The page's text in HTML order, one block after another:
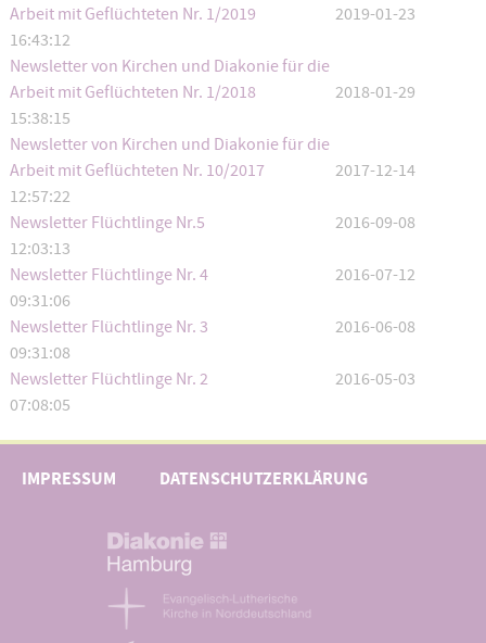
Arbeit mit Geflüchteten Nr. 1/2019
2019-01-23
16:43:12
Newsletter von Kirchen und Diakonie für die
Arbeit mit Geflüchteten Nr. 1/2018
2018-01-29
15:38:15
Newsletter von Kirchen und Diakonie für die
Arbeit mit Geflüchteten Nr. 10/2017
2017-12-14
12:57:22
Newsletter Flüchtlinge Nr.5
2016-09-08
12:03:13
Newsletter Flüchtlinge Nr. 4
2016-07-12
09:31:06
Newsletter Flüchtlinge Nr. 3
2016-06-08
09:31:08
Newsletter Flüchtlinge Nr. 2
2016-05-03
07:08:05
IMPRESSUM DATENSCHUTZERKLÄRUNG